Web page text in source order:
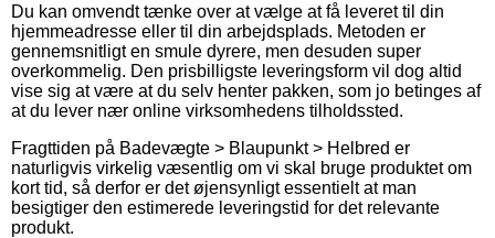
Du kan omvendt tænke over at vælge at få leveret til din
hjemmeadresse eller til din arbejdsplads. Metoden er
gennemsnitligt en smule dyrere, men desuden super
overkommelig. Den prisbilligste leveringsform vil dog altid
vise sig at være at du selv henter pakken, som jo betinges af
at du lever nær online virksomhedens tilholdssted.
Fragttiden på Badevægte > Blaupunkt > Helbred er
naturligvis virkelig væsentlig om vi skal bruge produktet om
kort tid, så derfor er det øjensynligt essentielt at man
besigtiger den estimerede leveringstid for det relevante
produkt.